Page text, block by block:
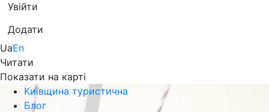
Увійти
Додати
UaEn
Читати
Показати на карті
Київщина туристична
Блог